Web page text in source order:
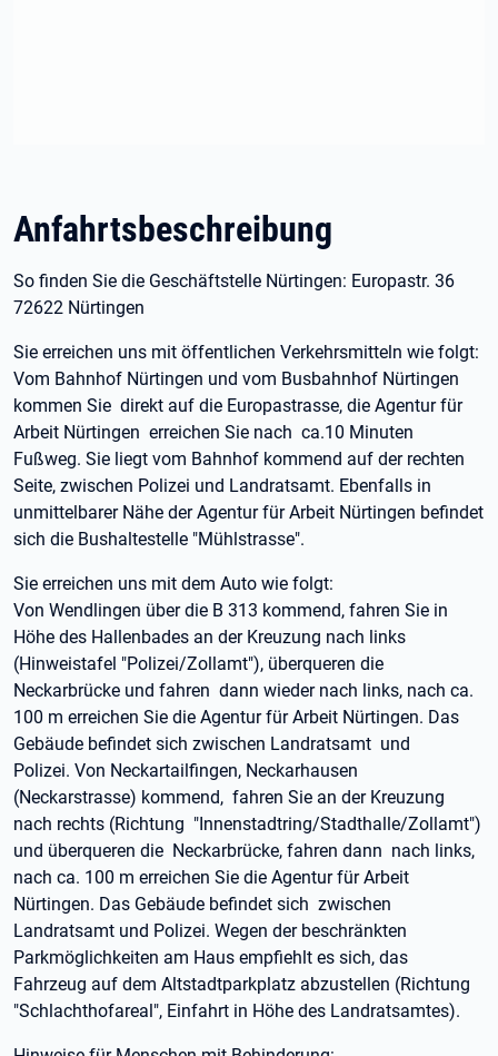
Anfahrtsbeschreibung
So finden Sie die Geschäftstelle Nürtingen: Europastr. 36
72622 Nürtingen
Sie erreichen uns mit öffentlichen Verkehrsmitteln wie folgt:
Vom Bahnhof Nürtingen und vom Busbahnhof Nürtingen
kommen Sie direkt auf die Europastrasse, die Agentur für
Arbeit Nürtingen erreichen Sie nach ca.10 Minuten
Fußweg. Sie liegt vom Bahnhof kommend auf der rechten
Seite, zwischen Polizei und Landratsamt. Ebenfalls in
unmittelbarer Nähe der Agentur für Arbeit Nürtingen befindet
sich die Bushaltestelle "Mühlstrasse".
Sie erreichen uns mit dem Auto wie folgt:
Von Wendlingen über die B 313 kommend, fahren Sie in
Höhe des Hallenbades an der Kreuzung nach links
(Hinweistafel "Polizei/Zollamt"), überqueren die
Neckarbrücke und fahren dann wieder nach links, nach ca.
100 m erreichen Sie die Agentur für Arbeit Nürtingen. Das
Gebäude befindet sich zwischen Landratsamt und
Polizei. Von Neckartailfingen, Neckarhausen
(Neckarstrasse) kommend, fahren Sie an der Kreuzung
nach rechts (Richtung "Innenstadtring/Stadthalle/Zollamt")
und überqueren die Neckarbrücke, fahren dann nach links,
nach ca. 100 m erreichen Sie die Agentur für Arbeit
Nürtingen. Das Gebäude befindet sich zwischen
Landratsamt und Polizei. Wegen der beschränkten
Parkmöglichkeiten am Haus empfiehlt es sich, das
Fahrzeug auf dem Altstadtparkplatz abzustellen (Richtung
"Schlachthofareal", Einfahrt in Höhe des Landratsamtes).